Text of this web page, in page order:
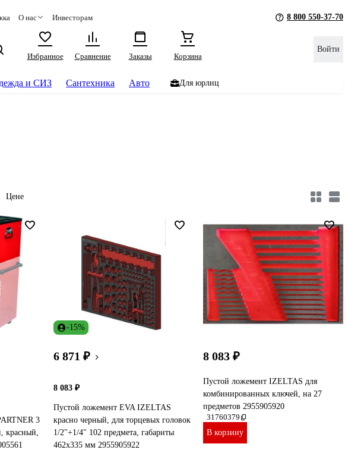
О нас Инвесторам 8 800 550-37-70
Избранное
Сравнение Заказы Корзина
Войти
и СИЗ Сантехника Авто Для юрлиц
Цене
3
красный,
-15%
6 871 ₽
8 083 ₽
Пустой ложемент EVA IZELTAS
красно черный, для торцевых головок
1/2"+1/4" 102 предмета, габариты
462x335 мм 2955905922
8 083 ₽
Пустой ложемент IZELTAS для
комбинированных ключей, на 27
предметов 2955905920
31760379
В корзину